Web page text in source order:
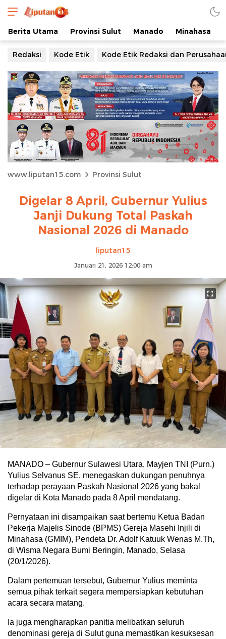
Berita Utama Provinsi Sulut Manado Minahasa
Redaksi Kode Etik Kode Etik Redaksi dan
www.liputan15.com Provinsi Sulut
Digelar 8 April, Gubernur Yulius
Janji Dukung Total Paskah
Nasional 2026 di Manado
liputan15
Januari 21, 2026 12:00 am
MANADO – Gubernur Sulawesi Utara, Mayjen TNI (Purn.)
Yulius Selvanus SE, menegaskan dukungan penuhnya
terhadap perayaan Paskah Nasional 2026 yang bakal
digelar di Kota Manado pada 8 April mendatang.
Pernyataan ini disampaikan saat bertemu Ketua Badan
Pekerja Majelis Sinode (BPMS) Gereja Masehi Injili di
Minahasa (GMIM), Pendeta Dr. Adolf Katuuk Wenas M.Th,
di Wisma Negara Bumi Beringin, Manado, Selasa
(20/1/2026).
Dalam pertemuan tersebut, Gubernur Yulius meminta
semua pihak terkait segera mempersiapkan kebutuhan
acara secara matang.
Ia juga mengharapkan panitia melibatkan seluruh
denominasi gereja di Sulut guna memastikan kesuksesan